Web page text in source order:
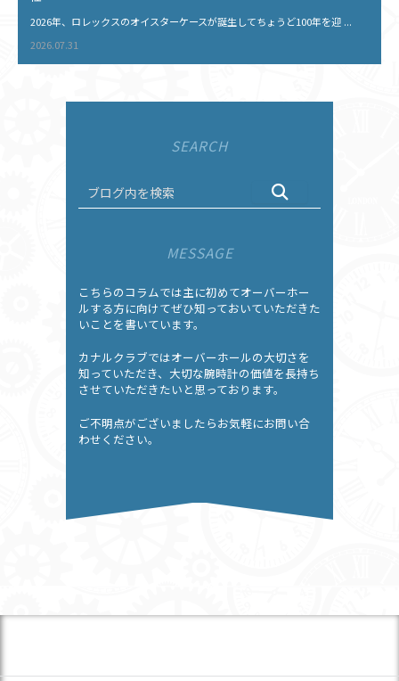
2026年、ロレックスのオイスターケースが誕生してちょうど100年を迎 ...
2026.07.31
SEARCH
MESSAGE
こちらのコラムでは主に初めてオーバーホー
ルする方に向けてぜひ知っておいていただきた
いことを書いています。
カナルクラブではオーバーホールの大切さを
知っていただき、大切な腕時計の価値を長持ち
させていただきたいと思っております。
ご不明点がございましたらお気軽にお問い合
わせください。